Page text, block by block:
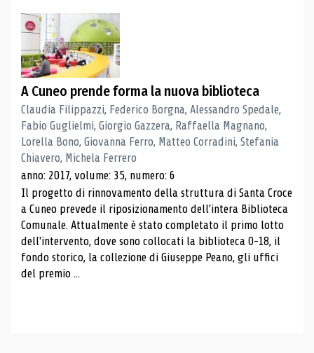
A Cuneo prende forma la nuova biblioteca
Claudia Filippazzi, Federico Borgna, Alessandro Spedale,
Fabio Guglielmi, Giorgio Gazzera, Raffaella Magnano,
Lorella Bono, Giovanna Ferro, Matteo Corradini, Stefania
Chiavero, Michela Ferrero
anno: 2017, volume: 35, numero: 6
Il progetto di rinnovamento della struttura di Santa Croce
a Cuneo prevede il riposizionamento dell'intera Biblioteca
Comunale. Attualmente è stato completato il primo lotto
dell'intervento, dove sono collocati la biblioteca 0-18, il
fondo storico, la collezione di Giuseppe Peano, gli uffici
del premio ...